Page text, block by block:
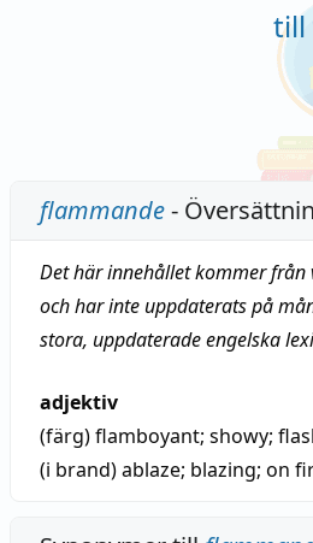
till
flammande-
Det här innehållet kommer
och har inte uppdaterats på
stora, uppdaterade engelska
adjektiv
(färg)flamboyant; showy;
(i brand)ablaze; blazing; on